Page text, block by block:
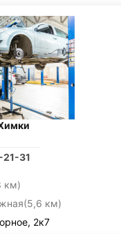
31
км)
(5,6 км)
2к7